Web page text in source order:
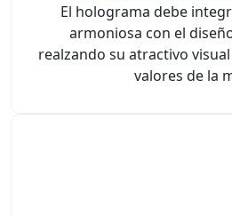
El holograma debe
armoniosa con el
realzando su atractivo
valores de la